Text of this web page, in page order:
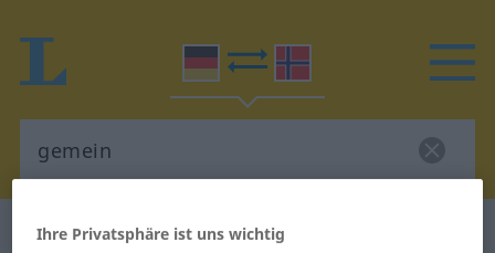
Deutsch-Norwegisch Wörterbuch
Ihre Privatsphäre ist uns wichtig